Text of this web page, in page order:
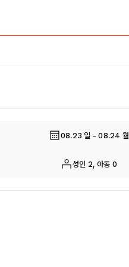
08.23 일 - 08.24 월
성인 2, 아동 0